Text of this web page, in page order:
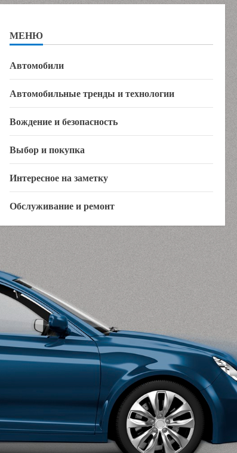
МЕНЮ
Автомобили
Автомобильные тренды и технологии
Вождение и безопасность
Выбор и покупка
Интересное на заметку
Обслуживание и ремонт